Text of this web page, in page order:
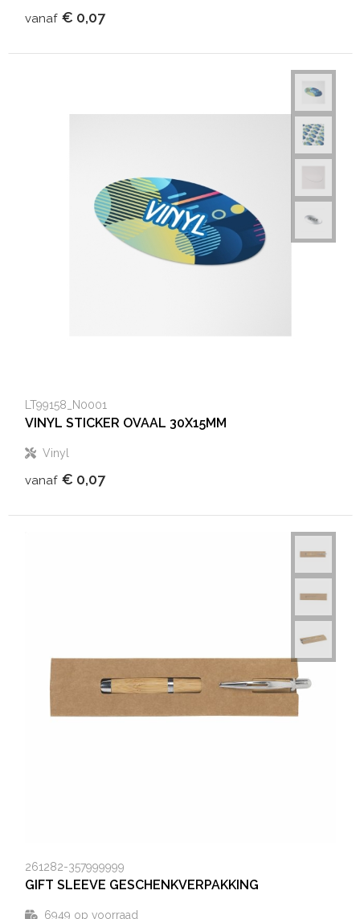
vanaf € 0,07
LT99158_N0001
VINYL STICKER OVAAL 30X15MM
Vinyl
vanaf € 0,07
261282-357999999
GIFT SLEEVE GESCHENKVERPAKKING
6949 op voorraad